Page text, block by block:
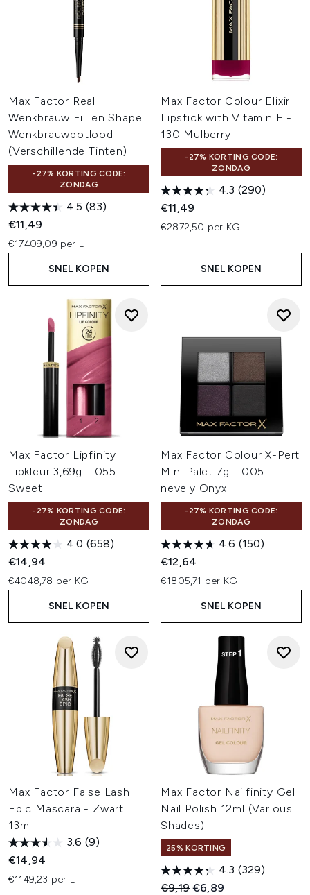
Max Factor Real
Wenkbrauw Fill en Shape
Wenkbrauwpotlood
(Verschillende Tinten)
-27% KORTING CODE:
ZONDAG
4.5 (83)
€11,49
€17409,09 per L
SNEL KOPEN
Max Factor Colour Elixir
Lipstick with Vitamin E -
130 Mulberry
-27% KORTING CODE:
ZONDAG
4.3 (290)
€11,49
€2872,50 per KG
SNEL KOPEN
Max Factor Lipfinity
Lipkleur 3,69g - 055
Sweet
-27% KORTING CODE:
ZONDAG
4.0 (658)
€14,94
€4048,78 per KG
SNEL KOPEN
Max Factor Colour X-Pert
Mini Palet 7g - 005
nevely Onyx
-27% KORTING CODE:
ZONDAG
4.6 (150)
€12,64
€1805,71 per KG
SNEL KOPEN
Max Factor False Lash
Epic Mascara - Zwart
13ml
3.6 (9)
€14,94
€1149,23 per L
Max Factor Nailfinity Gel
Nail Polish 12ml (Various
Shades)
25% KORTING
4.3 (329)
Recommended Retail Price:
€9,19 Huidige prijs:
€6,89